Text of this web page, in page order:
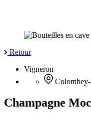
Retour
Vigneron
Champagne